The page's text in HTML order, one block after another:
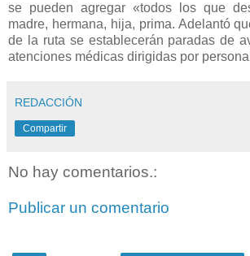
se pueden agregar «todos los que
madre, hermana, hija, prima. Adelantó
de la ruta se establecerán paradas de
atenciones médicas dirigidas por
REDACCIÓN
Compartir
No hay comentarios.:
Publicar un comentario